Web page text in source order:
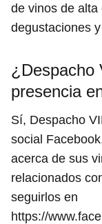
de vinos de
degustaciones
¿Despacho
presencia
Sí, Despacho
social
acerca de sus
relacionados
seguirlos en
https://